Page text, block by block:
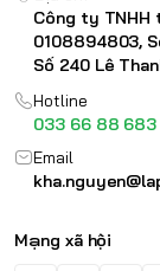
Công ty TNHH
0108894803,
Số 240 Lê
Hotline
033 66 88 683
Email
Mạng xã hội